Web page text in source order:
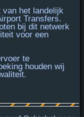
van het landelijk
Transfers.
bij dit netwerk
voor een
te
houden wij